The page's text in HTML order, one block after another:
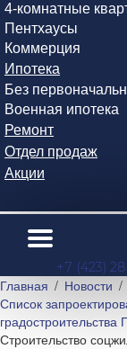
4-комнатные
Пентхаусы
Коммерция
Ипотека
Без
Военная ипотека
Ремонт
Отдел продаж
Акции
+7 (423)
Главная
Новости
Список
градостроительства
Строительство